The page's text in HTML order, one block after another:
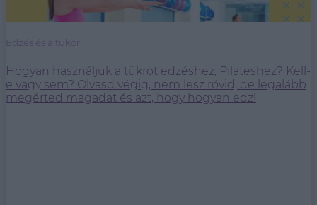
Edzés és a tükör
Hogyan használjuk a tükröt edzéshez, Pilateshez? Kell-
e vagy sem? Olvasd végig, nem lesz rövid, de legalább
megérted magadat és azt, hogy hogyan edz!